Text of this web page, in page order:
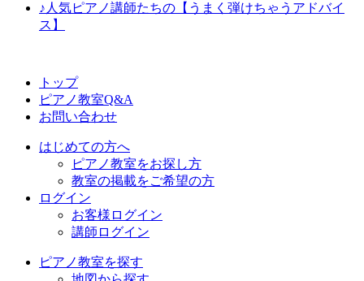
♪人気ピアノ講師たちの【うまく弾けちゃうアドバイ
ス】
トップ
ピアノ教室Q&A
お問い合わせ
はじめての方へ
ピアノ教室をお探し方
教室の掲載をご希望の方
ログイン
お客様ログイン
講師ログイン
ピアノ教室を探す